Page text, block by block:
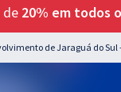
de 20% em todos
de Jaraguá do Sul